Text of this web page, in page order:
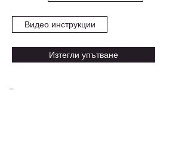
Видео инструкции
Изтегли упътване
Описание